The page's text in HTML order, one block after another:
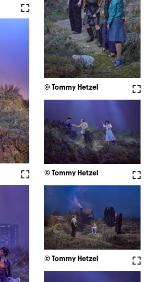
Vollbild
© Tommy Hetzel
Vollbild© Tommy Hetzel
© Tommy Hetzel